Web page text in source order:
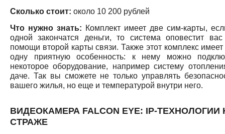
Сколько стоит: около 10 200 рублей
Что нужно знать: Комплект имеет две сим-карты,
одной закончатся деньги, то система оповестит
помощи второй карты связи. Также этот комплекс
одну приятную особенность: к нему можно
некоторое оборудование, например систему
даче. Так вы сможете не только управлять
вашего жилья, но еще и температурой внутри него.
ВИДЕОКАМЕРА FALCON EYE: IP-ТЕХНОЛОГИИ
СТРАЖЕ